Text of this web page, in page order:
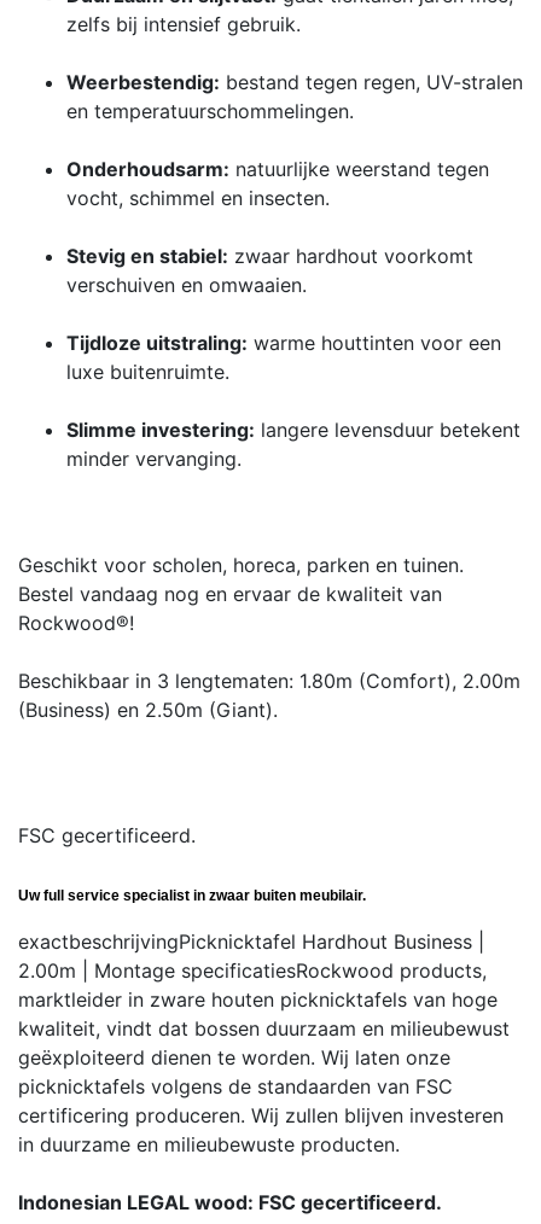
zelfs bij intensief gebruik.
Weerbestendig: bestand tegen regen, UV-stralen
en temperatuurschommelingen.
Onderhoudsarm: natuurlijke weerstand tegen
vocht, schimmel en insecten.
Stevig en stabiel: zwaar hardhout voorkomt
verschuiven en omwaaien.
Tijdloze uitstraling: warme houttinten voor een
luxe buitenruimte.
Slimme investering: langere levensduur betekent
minder vervanging.
Geschikt voor scholen, horeca, parken en tuinen.
Bestel vandaag nog en ervaar de kwaliteit van
Rockwood®!
Beschikbaar in 3 lengtematen: 1.80m (Comfort), 2.00m
(Business) en 2.50m (Giant).
FSC gecertificeerd.
Uw full service specialist in zwaar buiten meubilair.
exactbeschrijvingPicknicktafel Hardhout Business |
2.00m | Montage specificatiesRockwood products,
marktleider in zware houten picknicktafels van hoge
kwaliteit, vindt dat bossen duurzaam en milieubewust
geëxploiteerd dienen te worden. Wij laten onze
picknicktafels volgens de standaarden van FSC
certificering produceren. Wij zullen blijven investeren
in duurzame en milieubewuste producten.
Indonesian LEGAL wood: FSC gecertificeerd.